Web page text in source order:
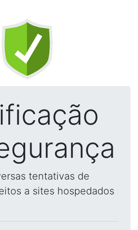
tentativas de
a sites hospedados